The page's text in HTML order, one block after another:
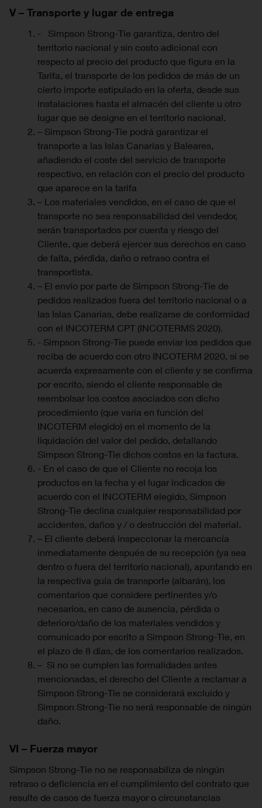
V – Transporte y lugar de entrega
- Simpson Strong-Tie garantiza, dentro del
territorio nacional y sin costo adicional con
respecto al precio del producto que figura en la
Tarifa, el transporte de los pedidos de más de un
cierto importe estipulado en la oferta, desde sus
instalaciones hasta el almacén del cliente u otro
lugar que se designe en el territorio nacional.
– Simpson Strong-Tie podrá garantizar el
transporte a las Islas Canarias y Baleares,
añadiendo el coste del servicio de transporte
respectivo, en relación con el precio del producto
que aparece en la tarifa
– Los materiales vendidos, en el caso de que el
transporte no sea responsabilidad del vendedor,
serán transportados por cuenta y riesgo del
Cliente, que deberá ejercer sus derechos en caso
de falta, pérdida, daño o retraso contra el
transportista.
– El envío por parte de Simpson Strong-Tie de
pedidos realizados fuera del territorio nacional o a
las Islas Canarias, debe realizarse de conformidad
con el INCOTERM CPT (INCOTERMS 2020).
- Simpson Strong-Tie puede enviar los pedidos que
reciba de acuerdo con otro INCOTERM 2020, si se
acuerda expresamente con el cliente y se confirma
por escrito, siendo el cliente responsable de
reembolsar los costos asociados con dicho
procedimiento (que varía en función del
INCOTERM elegido) en el momento de la
liquidación del valor del pedido, detallando
Simpson Strong-Tie dichos costos en la factura.
- En el caso de que el Cliente no recoja los
productos en la fecha y el lugar indicados de
acuerdo con el INCOTERM elegido, Simpson
Strong-Tie declina cualquier responsabilidad por
accidentes, daños y / o destrucción del material.
– El cliente deberá inspeccionar la mercancía
inmediatamente después de su recepción (ya sea
dentro o fuera del territorio nacional), apuntando en
la respectiva guía de transporte (albarán), los
comentarios que considere pertinentes y/o
necesarios, en caso de ausencia, pérdida o
deterioro/daño de los materiales vendidos y
comunicado por escrito a Simpson Strong-Tie, en
el plazo de 8 días, de los comentarios realizados.
– Si no se cumplen las formalidades antes
mencionadas, el derecho del Cliente a reclamar a
Simpson Strong-Tie se considerará excluido y
Simpson Strong-Tie no será responsable de ningún
daño.
VI – Fuerza mayor
Simpson Strong-Tie no se responsabiliza de ningún
retraso o deficiencia en el cumplimiento del contrato que
resulte de casos de fuerza mayor o circunstancias